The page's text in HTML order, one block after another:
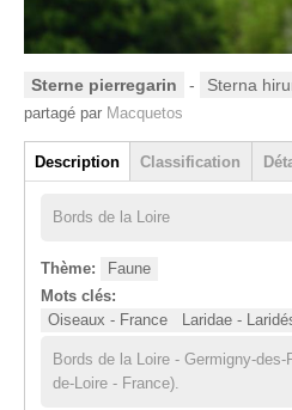
Sterne pierregarin - Sterna
partagé par Macquetos
Groupe
Description
(onglet actif)
Classification
Bords de la Loire
Thème:
Faune
Mots clés:
Oiseaux - France
Laridae -
Bords de la Loire - Germigny-
de-Loire - France).